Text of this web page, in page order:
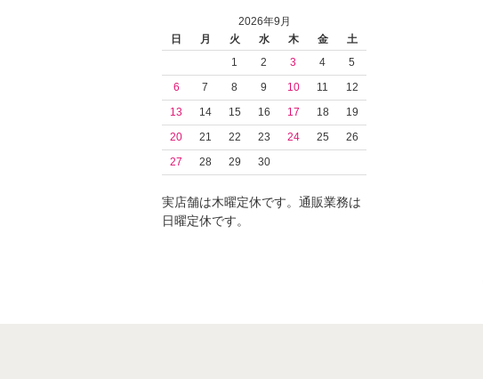
2026年9月
日
月 火 水 木 金
土
1
2 3 4
5
6
7 8 9 10 11
12
13
14 15 16 17 18
19
20
21 22 23 24 25
26
27
28 29 30
実店舗は木曜定休です。通販業務は
日曜定休です。